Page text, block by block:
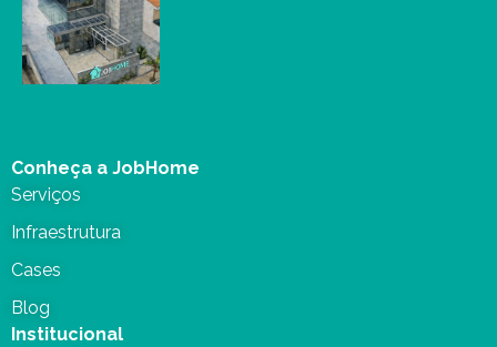
Conheça a JobHome
Serviços
Infraestrutura
Cases
Blog
Institucional